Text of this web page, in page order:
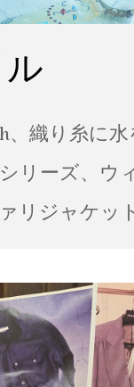
織り糸に
リーズ、ウ
リジャケッ